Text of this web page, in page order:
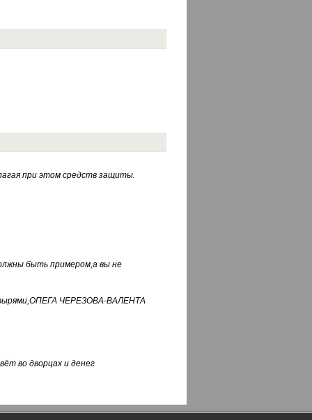
при этом средств защиты.
быть примером,а вы не
ЧЕРЕЗОВА-ВАЛЕНТА
во дворцах и денег